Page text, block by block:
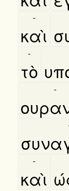
καὶ
-
τὸ
-
-
καὶ
-